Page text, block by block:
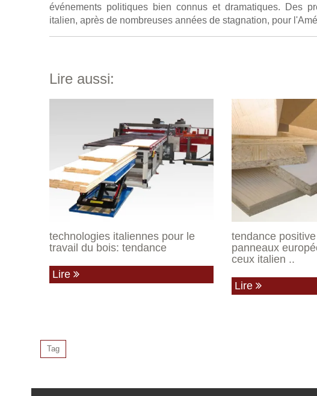
événements politiques bien connus et dramatiques. Des
italien, après de nombreuses années de stagnation, pour
Lire aussi:
technologies italiennes pour le
travail du bois: tendance
Lire
tendance
panneaux
ceux italien ..
Lire
Tag